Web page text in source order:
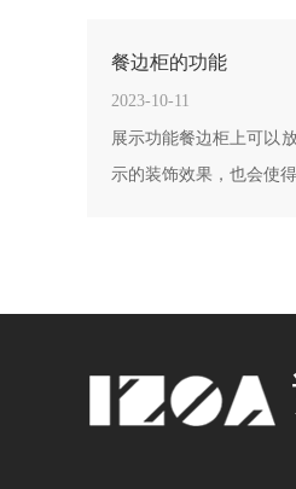
餐边柜的功能
2023-10-11
展示功能餐边柜上可以
示的装饰效果，也会使